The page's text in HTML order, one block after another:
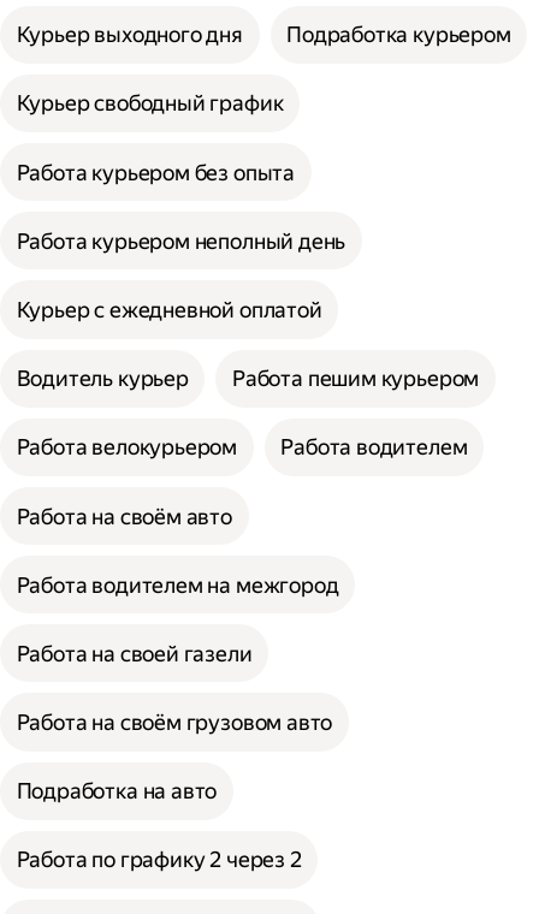
Курьер выходного дня Подработка курьером
Курьер свободный график
Работа курьером без опыта
Работа курьером неполный день
Курьер с ежедневной оплатой
Водитель курьер Работа пешим курьером
Работа велокурьером Работа водителем
Работа на своём авто
Работа водителем на межгород
Работа на своей газели
Работа на своём грузовом авто
Подработка на авто
Работа по графику 2 через 2